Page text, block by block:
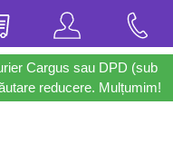
Cargus sau DPD (sub
reducere. Mulțumim!